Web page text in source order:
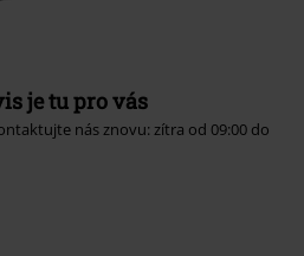
je tu pro vás
nás znovu: zítra od 09:00 do